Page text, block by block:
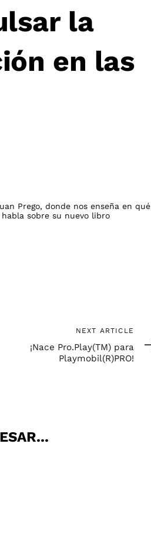
la
en las
Prego, donde nos enseña en qué
sobre su nuevo libro
NEXT ARTICLE
¡Nace Pro.Play(TM) para
Playmobil(R)PRO!